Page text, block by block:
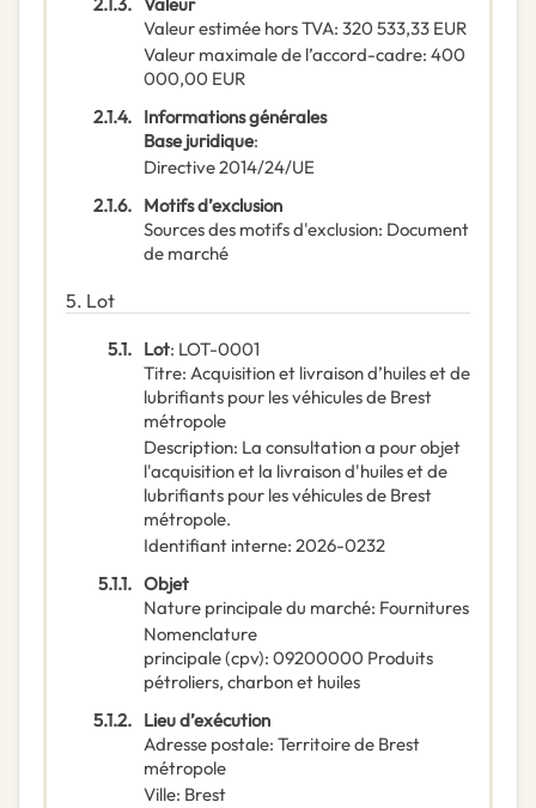
Valeur estimée hors TVA: 320 533,33 EUR
Valeur maximale de l’accord-cadre: 400
000,00 EUR
2.1.4. Informations générales
Base juridique:
Directive 2014/24/UE
2.1.6. Motifs d’exclusion
Sources des motifs d'exclusion: Document
de marché
5. Lot
5.1. Lot: LOT-0001
Titre: Acquisition et livraison d’huiles et de
lubrifiants pour les véhicules de Brest
métropole
Description: La consultation a pour objet
l'acquisition et la livraison d'huiles et de
lubrifiants pour les véhicules de Brest
métropole.
Identifiant interne: 2026-0232
5.1.1. Objet
Nature principale du marché: Fournitures
Nomenclature
principale(cpv): 09200000 Produits
pétroliers, charbon et huiles
5.1.2. Lieu d’exécution
Adresse postale: Territoire de Brest
métropole
Ville: Brest